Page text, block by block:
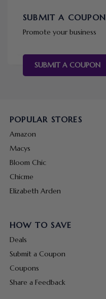
SUBMIT A COUPON
Promote your business
SUBMIT A COUPON
POPULAR STORES
Amazon
Macys
Bloom Chic
Chicme
Elizabeth Arden
HOW TO SAVE
Deals
Submit a Coupon
Coupons
Share a Feedback